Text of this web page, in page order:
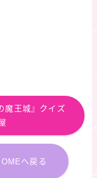
魔王城』クイズ
へ戻る